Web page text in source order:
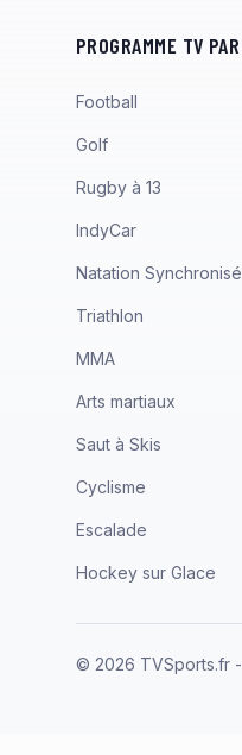
PROGRAMME TV
Football
Golf
Rugby à 13
IndyCar
Natation
Triathlon
MMA
Arts martiaux
Saut à Skis
Cyclisme
Escalade
Hockey sur Glace
© 2026 TVSports.fr